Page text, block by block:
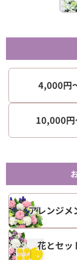
4,000円
10,000円
アレンジメ
花とセッ